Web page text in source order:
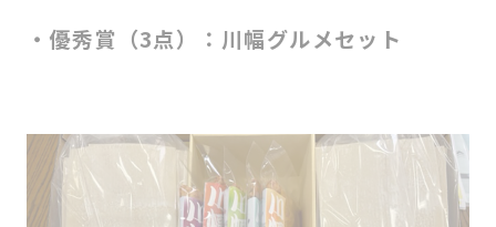
・優秀賞（3点）：川幅グルメセット